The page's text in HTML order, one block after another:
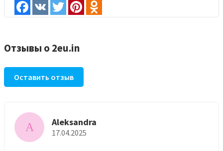
Отзывы о 2eu.in
Оставить отзыв
A Aleksandra
17.04.2025